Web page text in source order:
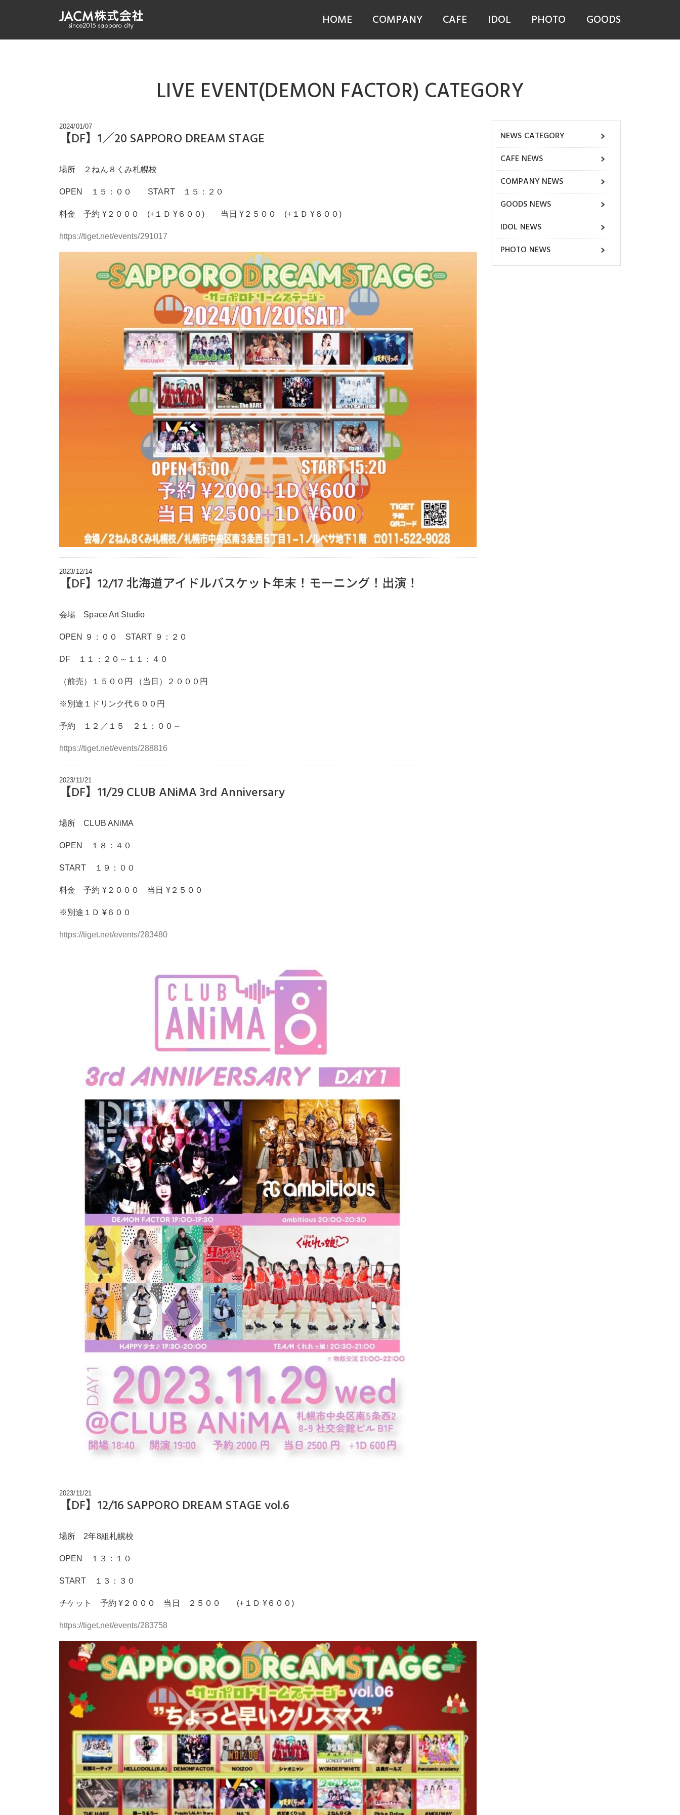
HOME COMPANY CAFE IDOL PHOTO GOODS
LIVE EVENT(DEMON FACTOR) CATEGORY
2024/01/07
【DF】1／20 SAPPORO DREAM STAGE
場所 ２ねん８くみ札幌校
OPEN １５：００ START １５：２０
料金 予約 ¥２０００ (+１Ｄ ¥６００) 当日 ¥２５００ (+１Ｄ ¥６００)
https://tiget.net/events/291017
2023/12/14
【DF】12/17 北海道アイドルバスケット年末！モーニング！出演！
会場 Space Art Studio
OPEN ９：００ START ９：２０
DF １１：２０～１１：４０
（前売）１５００円 （当日）２０００円
※別途１ドリンク代６００円
予約 １２／１５ ２１：００～
https://tiget.net/events/288816
2023/11/21
【DF】11/29 CLUB ANiMA 3rd Anniversary
場所 CLUB ANiMA
OPEN １８：４０
START １９：００
料金 予約 ¥２０００ 当日 ¥２５００
※別途１Ｄ ¥６００
https://tiget.net/events/283480
2023/11/21
【DF】12/16 SAPPORO DREAM STAGE vol.6
場所 2年8組札幌校
OPEN １３：１０
START １３：３０
チケット 予約 ¥２０００ 当日 ２５００ (+１Ｄ ¥６００)
https://tiget.net/events/283758
NEWS CATEGORY
CAFE NEWS
COMPANY NEWS
GOODS NEWS
IDOL NEWS
PHOTO NEWS